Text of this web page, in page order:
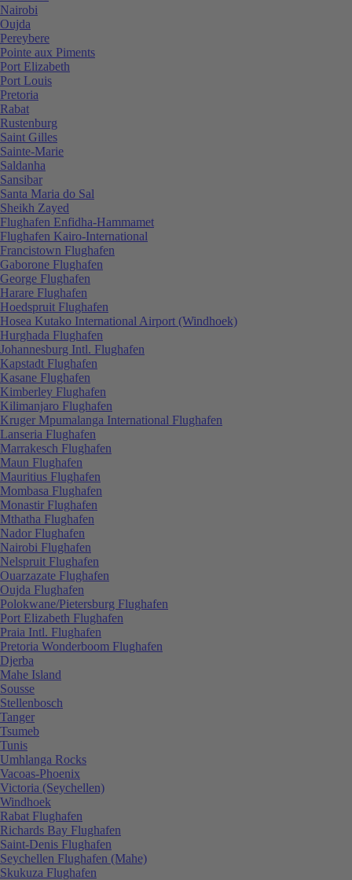
Nairobi
Oujda
Pereybere
Pointe aux Piments
Port Elizabeth
Port Louis
Pretoria
Rabat
Rustenburg
Saint Gilles
Sainte-Marie
Saldanha
Sansibar
Santa Maria do Sal
Sheikh Zayed
Flughafen Enfidha-Hammamet
Flughafen Kairo-International
Francistown Flughafen
Gaborone Flughafen
George Flughafen
Harare Flughafen
Hoedspruit Flughafen
Hosea Kutako International Airport (Windhoek)
Hurghada Flughafen
Johannesburg Intl. Flughafen
Kapstadt Flughafen
Kasane Flughafen
Kimberley Flughafen
Kilimanjaro Flughafen
Kruger Mpumalanga International Flughafen
Lanseria Flughafen
Marrakesch Flughafen
Maun Flughafen
Mauritius Flughafen
Mombasa Flughafen
Monastir Flughafen
Mthatha Flughafen
Nador Flughafen
Nairobi Flughafen
Nelspruit Flughafen
Ouarzazate Flughafen
Oujda Flughafen
Polokwane/Pietersburg Flughafen
Port Elizabeth Flughafen
Praia Intl. Flughafen
Pretoria Wonderboom Flughafen
Djerba
Mahe Island
Sousse
Stellenbosch
Tanger
Tsumeb
Tunis
Umhlanga Rocks
Vacoas-Phoenix
Victoria (Seychellen)
Windhoek
Rabat Flughafen
Richards Bay Flughafen
Saint-Denis Flughafen
Seychellen Flughafen (Mahe)
Skukuza Flughafen